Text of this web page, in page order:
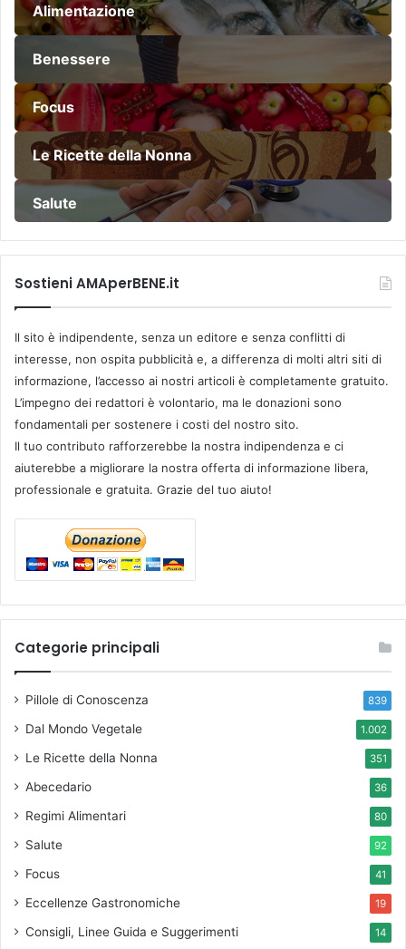
Alimentazione
Benessere
Focus
Le Ricette della Nonna
Salute
Sostieni AMAperBENE.it
Il sito è indipendente, senza un editore e senza conflitti di
interesse, non ospita pubblicità e, a differenza di molti altri siti di
informazione, l’accesso ai nostri articoli è completamente gratuito.
L’impegno dei redattori è volontario, ma le donazioni sono
fondamentali per sostenere i costi del nostro sito.
Il tuo contributo rafforzerebbe la nostra indipendenza e ci
aiuterebbe a migliorare la nostra offerta di informazione libera,
professionale e gratuita. Grazie del tuo aiuto!
Categorie principali
Pillole di Conoscenza 839
Dal Mondo Vegetale 1.002
Le Ricette della Nonna 351
Abecedario 36
Regimi Alimentari 80
Salute 92
Focus 41
Eccellenze Gastronomiche 19
Consigli, Linee Guida e Suggerimenti 14